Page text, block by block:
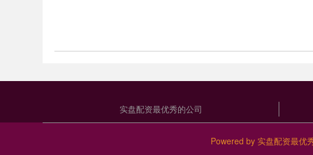
实盘配资最优秀的公司
Powered by 实盘配资最优